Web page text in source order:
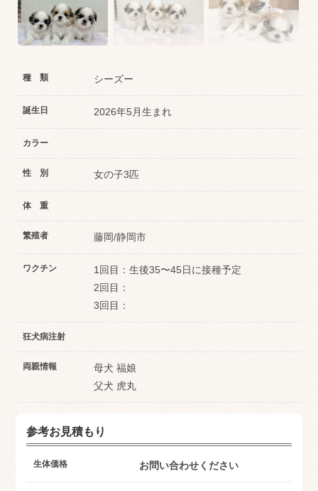
種 類 シーズー
誕生日 2026年5月生まれ
カラー
性 別 女の子3匹
体 重
繁殖者 藤岡/静岡市
ワクチン
1回目：生後35〜45日に接種予定
2回目：
3回目：
狂犬病注射
両親情報
母犬 福娘
父犬 虎丸
参考お見積もり
生体価格 お問い合わせください